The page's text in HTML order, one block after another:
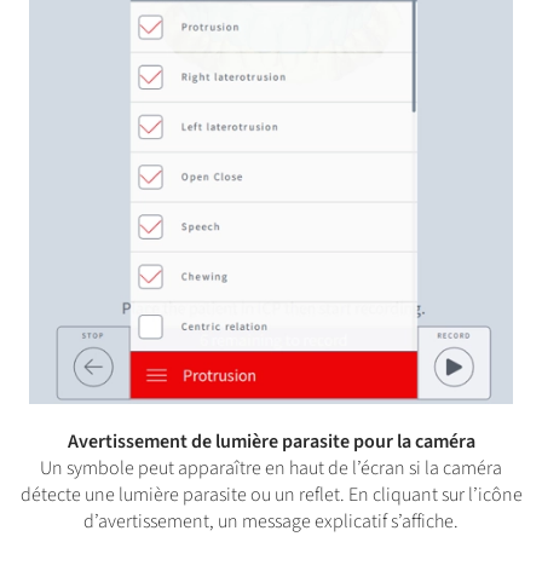
Avertissement de lumière parasite pour la caméra
Un symbole peut apparaître en haut de l’écran si la caméra
détecte une lumière parasite ou un reflet. En cliquant sur l’icône
d’avertissement, un message explicatif s’affiche.